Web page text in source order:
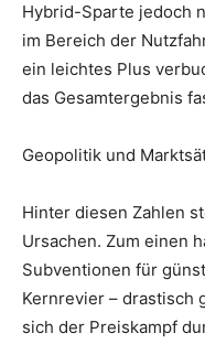
Hybrid-Sparte jedoch
im Bereich der
ein leichtes Plus
das Gesamtergebnis
Geopolitik und
Hinter diesen Zahlen
Ursachen. Zum einen
Subventionen für
Kernrevier – drastisch
sich der Preiskampf